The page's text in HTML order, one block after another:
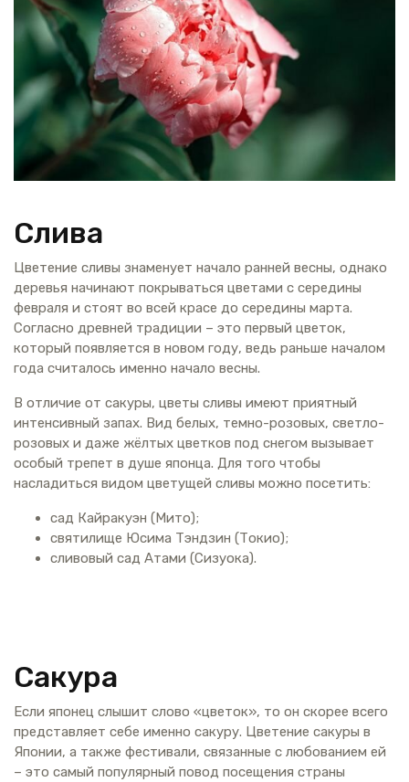
Слива
Цветение сливы знаменует начало ранней весны, однако
деревья начинают покрываться цветами с середины
февраля и стоят во всей красе до середины марта.
Согласно древней традиции – это первый цветок,
который появляется в новом году, ведь раньше началом
года считалось именно начало весны.
В отличие от сакуры, цветы сливы имеют приятный
интенсивный запах. Вид белых, темно-розовых, светло-
розовых и даже жёлтых цветков под снегом вызывает
особый трепет в душе японца. Для того чтобы
насладиться видом цветущей сливы можно посетить:
сад Кайракуэн (Мито);
святилище Юсима Тэндзин (Токио);
сливовый сад Атами (Сизуока).
Сакура
Если японец слышит слово «цветок», то он скорее всего
представляет себе именно сакуру. Цветение сакуры в
Японии, а также фестивали, связанные с любованием ей
– это самый популярный повод посещения страны